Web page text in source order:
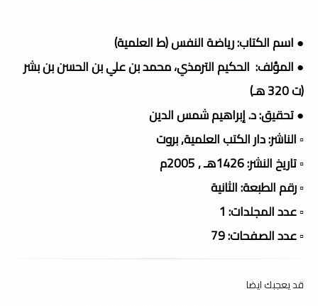
● اسم الكتاب: رياضة النفس (ط العلمية)
● المؤلف: الحكيم الترمذي، محمد بن علي بن الحسن بن بشر
(ت 320 هـ)
● تحقيق: د. إبراهيم شمس الدين
▫️ الناشر: دار الكتب العلمية, بروت
▫️ تاريخ النشر: 1426هـ , 2005م
▫️ رقم الطبعة: الثانية
▫️ عدد المجلدات: 1
▫️ عدد الصفحات: 79
قد يعجبك ايضا